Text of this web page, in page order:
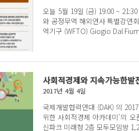
오늘 5월 19일 (금) 19:00 ~
와 공정무역 해외연사 특별강연회를 개최합니다.
역기구 (WFTO) Giogio Dal
사회적경제와 지속가능한
2017년 4월 4일
국제개발협력연대 (DAK) 의
위한 사회적경제 아카데미'의 오픈기념 공개강의가 오는 4월 4일 서울혁
신파크 미래청 2층 모두모임방 1,2에서 진행됩